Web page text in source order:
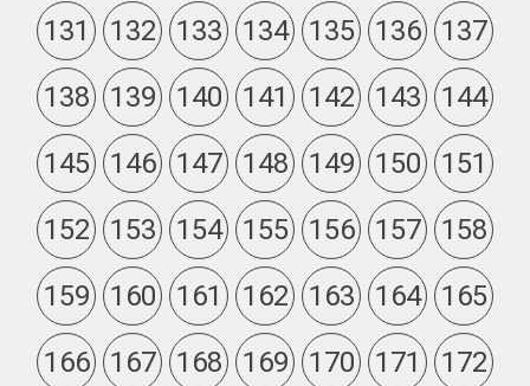
131
132 133 134 135 136
137
138
139 140 141 142 143
144
145
146 147 148 149 150
151
152
153 154 155 156 157
158
159
160 161 162 163 164
165
166
167 168 169 170 171
172